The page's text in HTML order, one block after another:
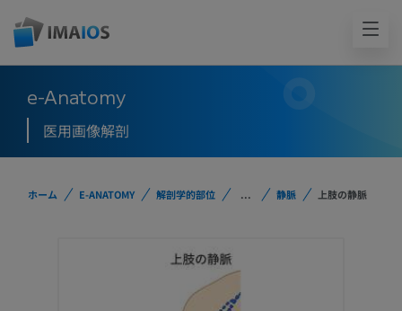
e-Anatomy
医用画像解剖
ホーム E-ANATOMY 解剖学的部位 ... 静脈 上肢の静脈